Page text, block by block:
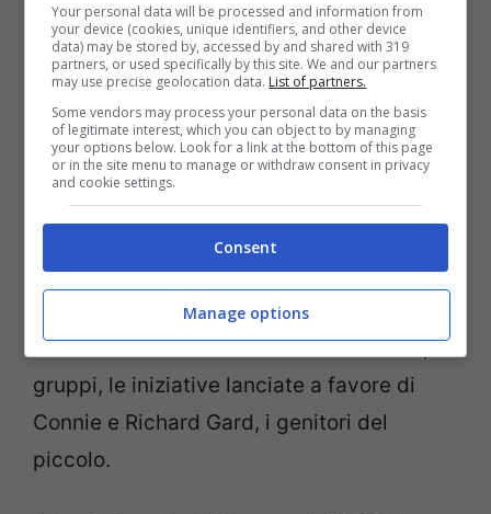
Si trattava di alcune persone che
appartengono al famoso gruppo facebook
Charlie’s army“, il gruppo di persone che
hanno supportato la famiglia Gard sin
dall’inizio, sia economicamente che
moralmente e grazie al quale sono state
più di 1 milione e 300 mila sterline
per portare Charlie in America.
Ma tantissime anche le iniziative in rete, i
gruppi, le iniziative lanciate a favore di
Connie e Richard Gard, i genitori del
piccolo.
Your personal data will be processed and information from
your device (cookies, unique identifiers, and other device
data) may be stored by, accessed by and shared with 319
partners, or used specifically by this site. We and our partners
may use precise geolocation data. List of partners.
Some vendors may process your personal data on the basis
of legitimate interest, which you can object to by managing
your options below. Look for a link at the bottom of this page
or in the site menu to manage or withdraw consent in privacy
and cookie settings.
Consent
Manage options